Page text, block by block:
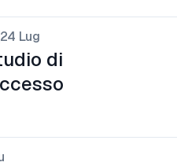
24 Lug
di